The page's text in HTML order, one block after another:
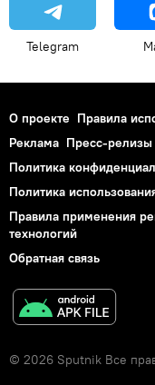
Telegram
О проекте Правила
Реклама Пресс-релизы
Политика
Политика
Правила применения
технологий
Обратная связь
© 2026 Sputnik Все